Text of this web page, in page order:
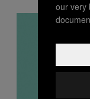
our very